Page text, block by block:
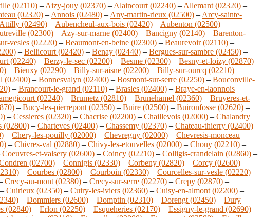
(02110) – Aizy-jouy (02370) – Alaincourt (02240) – Allemant (02320) –
(02320) – Annois (02480) – Any-martin-rieux (02500) – Arcy-sainte-
Attilly (02490) – Aubencheul-aux-bois (02420) – Aubenton (02500) –
(02300) – Azy-sur-marne (02400) – Bancigny (02140) – Barenton-
vesles (02220) – Beaumont-en-beine (02300) – Beaurevoir (02110) –
– Bellicourt (02420) – Benay (02440) – Bergues-sur-sambre (02450) –
(02240) – Berzy-le-sec (02200) – Besme (02300) – Besny-et-loizy (02870)
– Bieuxy (02290) – Billy-sur-aisne (02200) – Billy-sur-ourcq (02210) –
(02400) – Bonnesvalyn (02400) – Bosmont-sur-serre (02250) – Bouconville-
– Brancourt-le-grand (02110) – Brasles (02400) – Braye-en-laonnois
(02240) – Brumetz (02810) – Brunehamel (02360) – Bruyeres-et-
– Bucy-les-pierrepont (02350) – Buire (02500) – Buironfosse (02620) –
– Cessieres (02320) – Chacrise (02200) – Chaillevois (02000) – Chalandry
(02800) – Charteves (02400) – Chassemy (02370) – Chateau-thierry (02400)
– Chery-les-pouilly (02000) – Chevregny (02000) – Chevresis-monceau
– Chivres-val (02880) – Chivy-les-etouvelles (02000) – Chouy (02210) –
Coeuvres-et-valsery (02600) – Coincy (02210) – Colligis-crandelain (02860) –
(02700) – Connigis (02330) – Corbeny (02820) – Corcy (02600) –
– Courbes (02800) – Courboin (02330) – Courcelles-sur-vesle (02220) –
Crecy-au-mont (02380) – Crecy-sur-serre (02270) – Crepy (02870) –
– Cuirieux (02350) – Cuiry-les-iviers (02360) – Cuisy-en-almont (02200) –
– Dommiers (02600) – Domptin (02310) – Dorengt (02450) – Dury
(02840) – Erlon (02250) – Esqueheries (02170) – Essigny-le-grand (02690) –